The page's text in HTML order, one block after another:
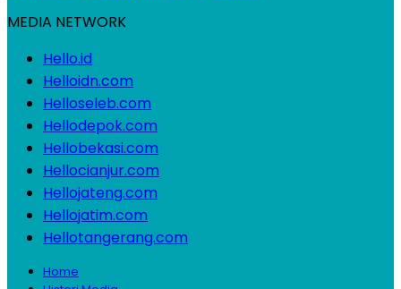
MEDIA NETWORK
Hello.id
Helloidn.com
Helloseleb.com
Hellodepok.com
Hellobekasi.com
Hellocianjur.com
Hellojateng.com
Hellojatim.com
Hellotangerang.com
Home